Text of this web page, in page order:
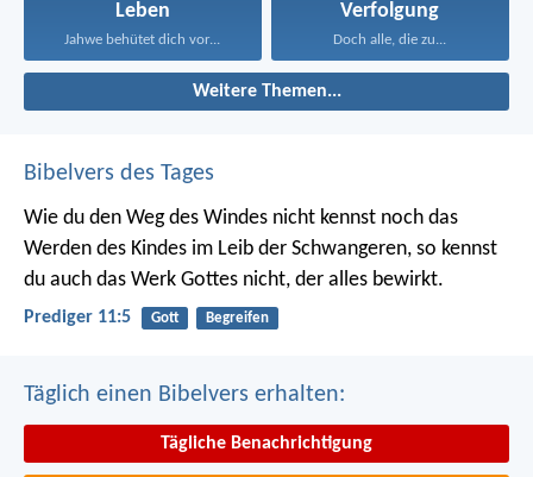
Leben
Jahwe behütet dich vor...
Verfolgung
Doch alle, die zu...
Weitere Themen...
Bibelvers des Tages
Wie du den Weg des Windes nicht kennst noch das
Werden des Kindes im Leib der Schwangeren, so kennst
du auch das Werk Gottes nicht, der alles bewirkt.
Prediger 11:5 Gott Begreifen
Täglich einen Bibelvers erhalten:
Tägliche Benachrichtigung